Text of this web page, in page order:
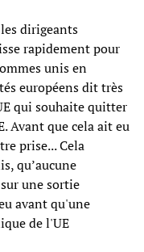
dirigeants
rapidement pour
unis en
européens dit très
qui souhaite quitter
Avant que cela ait eu
prise... Cela
qu’aucune
une sortie
avant qu'une
de l'UE